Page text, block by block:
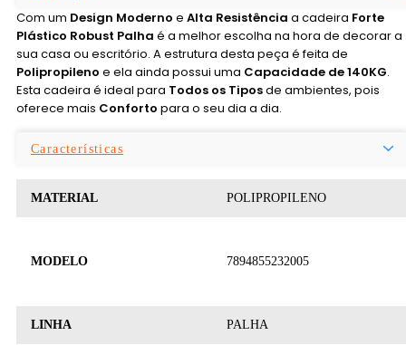
Com um Design Moderno e Alta Resistência a cadeira Forte
Plástico Robust Palha é a melhor escolha na hora de decorar a
sua casa ou escritório. A estrutura desta peça é feita de
Polipropileno e ela ainda possui uma Capacidade de 140KG.
Esta cadeira é ideal para Todos os Tiposde ambientes, pois
oferece mais Conforto para o seu dia a dia.
Características
MATERIAL POLIPROPILENO
MODELO 7894855232005
LINHA PALHA